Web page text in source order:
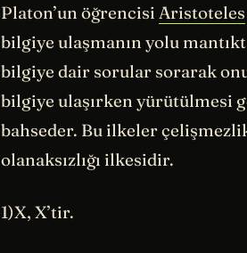
Platon’un öğrencisi Aristoteles
bilgiye ulaşmanın yolu
bilgiye dair sorular sorarak
bilgiye ulaşırken yürütülmesi
bahseder. Bu ilkeler
olanaksızlığı ilkesidir.
1)X, X’tir.